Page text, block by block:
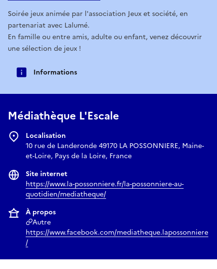
Soirée jeux animée par l'association Jeux et société, en
partenariat avec Lalumé.
En famille ou entre amis, adulte ou enfant, venez découvrir
une sélection de jeux !
Informations
Médiathèque L'Escale
Localisation
10 rue de Landeronde 49170 LA POSSONNIERE, Maine-
et-Loire, Pays de la Loire, France
Site internet
https://www.la-possonniere.fr/la-possonniere-au-
quotidien/mediatheque/
À propos
Autre
https://www.facebook.com/mediatheque.lapossonniere
/